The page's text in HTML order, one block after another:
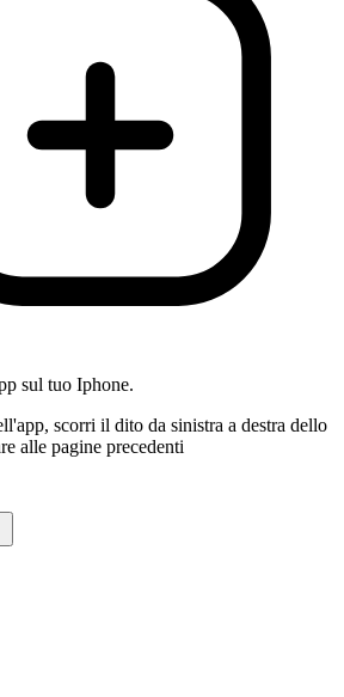
sul tuo Iphone.
scorri il dito da sinistra a destra dello
alle pagine precedenti